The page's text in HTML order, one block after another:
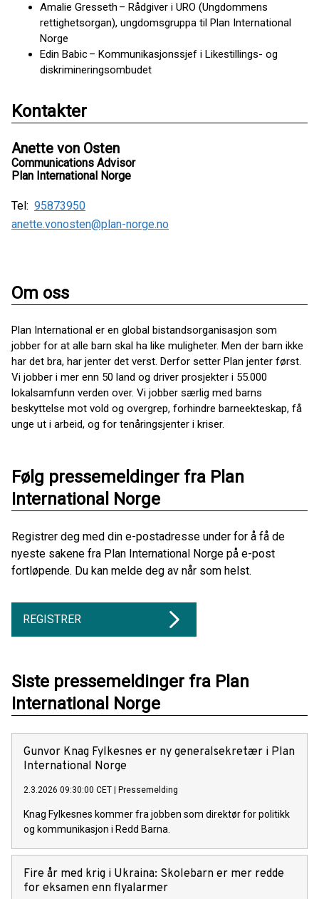
Amalie Gresseth – Rådgiver i URO (Ungdommens
rettighetsorgan), ungdomsgruppa til Plan International
Norge
Edin Babic – Kommunikasjonssjef i Likestillings- og
diskrimineringsombudet
Kontakter
Anette von Osten
Communications Advisor
Plan International Norge
Tel: 95873950
anette.vonosten@plan-norge.no
Om oss
Plan International er en global bistandsorganisasjon som
jobber for at alle barn skal ha like muligheter. Men der barn ikke
har det bra, har jenter det verst. Derfor setter Plan jenter først.
Vi jobber i mer enn 50 land og driver prosjekter i 55.000
lokalsamfunn verden over. Vi jobber særlig med barns
beskyttelse mot vold og overgrep, forhindre barneekteskap, få
unge ut i arbeid, og for tenåringsjenter i kriser.
Følg pressemeldinger fra Plan
International Norge
Registrer deg med din e-postadresse under for å få de
nyeste sakene fra Plan International Norge på e-post
fortløpende. Du kan melde deg av når som helst.
REGISTRER
Siste pressemeldinger fra Plan
International Norge
Gunvor Knag Fylkesnes er ny generalsekretær i Plan
International Norge
2.3.2026 09:30:00 CET Pressemelding
Knag Fylkesnes kommer fra jobben som direktør for politikk
og kommunikasjon i Redd Barna.
Fire år med krig i Ukraina: Skolebarn er mer redde
for eksamen enn flyalarmer